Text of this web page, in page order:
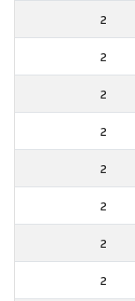
2
2
2
2
2
2
2
2